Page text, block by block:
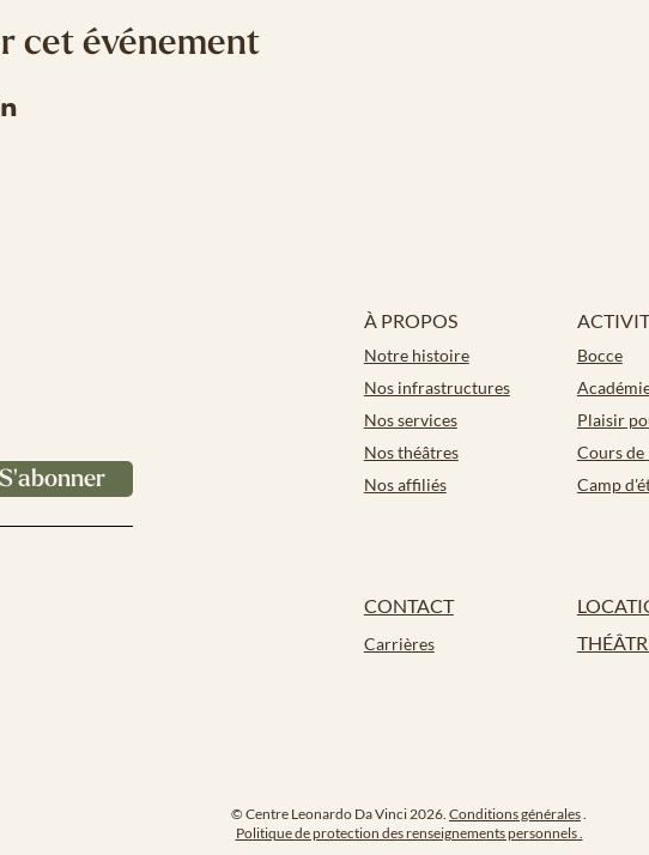
cet événement
S'abonner
À PROPOS
Notre histoire
Nos infrastructures
Nos services
Nos théâtres
Nos affiliés
Bocce
Plaisir
Cours de
Camp
CONTACT
Carrières
© Centre Leonardo Da Vinci 2026. Conditions générales.
Politique de protection des renseignements personnels .